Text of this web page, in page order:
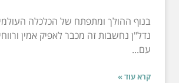
בנוף ההולך ומתפתח של הכלכלה
נדל"ן נחשבות זה מכבר לאפיק אמין
עם...
קרא עוד »